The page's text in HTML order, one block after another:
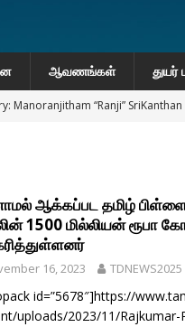
ஆவணங்கள் துயர்
Manoranjitham “Ranji”
Fact Check on Dr. Devanesan
சர்வதேச அரசியல் தீர்வின்
ஆக்கப்பட தமிழ்
1500 மில்லியன் ரூபா
16, 2023 TDNEWS2025
id=”5678″]https://
uploads/2023/11/Rajkumar-